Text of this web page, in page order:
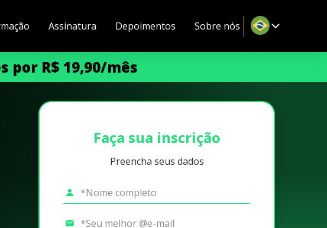
Assinatura Depoimentos Sobre nós
por R$ 19,90/mês
Faça sua inscrição
Preencha seus dados